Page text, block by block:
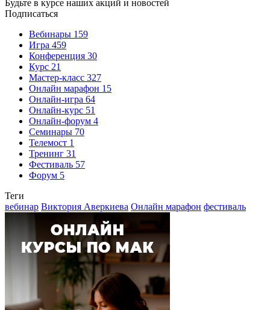
Будьте в курсе наших акций и новостей
Подписаться
Вебинары 159
Игра 459
Конференция 30
Курс 21
Мастер-класс 327
Онлайн марафон 15
Онлайн-игра 64
Онлайн-курс 51
Онлайн-форум 4
Семинары 70
Телемост 1
Тренинг 31
Фестиваль 57
Форум 5
Теги
вебинар Виктория Аверкиева Онлайн марафон фестиваль